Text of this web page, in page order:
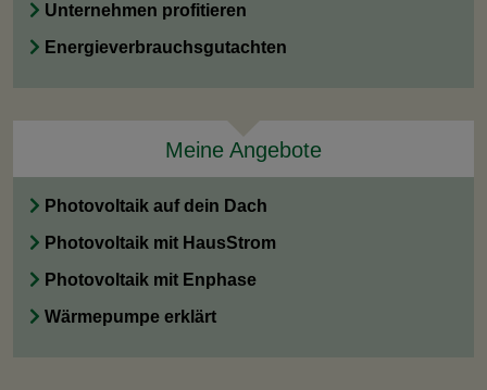
Unternehmen profitieren
Energieverbrauchsgutachten
Meine Angebote
Photovoltaik auf dein Dach
Photovoltaik mit HausStrom
Photovoltaik mit Enphase
Wärmepumpe erklärt